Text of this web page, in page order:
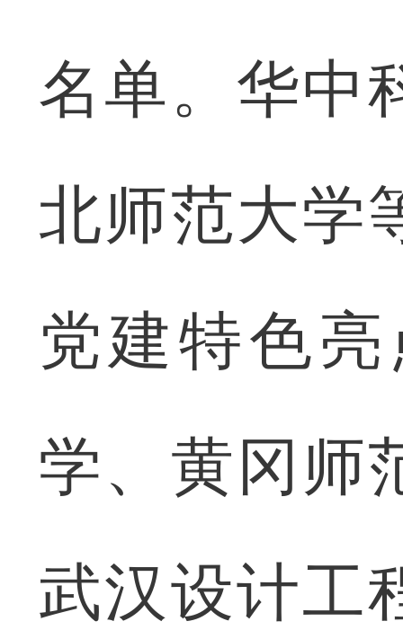
名单。华中
北师范大学
党建特色
学、黄冈师
武汉设计工